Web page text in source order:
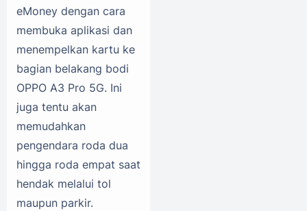
eMoney dengan cara
membuka aplikasi dan
menempelkan kartu ke
bagian belakang bodi
OPPO A3 Pro 5G. Ini
juga tentu akan
memudahkan
pengendara roda dua
hingga roda empat saat
hendak melalui tol
maupun parkir.